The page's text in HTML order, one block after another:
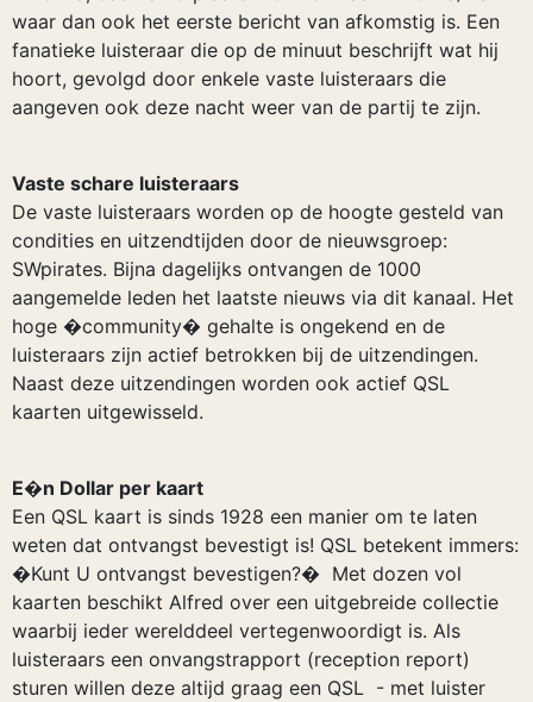
waar dan ook het eerste bericht van afkomstig is. Een
fanatieke luisteraar die op de minuut beschrijft wat hij
hoort, gevolgd door enkele vaste luisteraars die
aangeven ook deze nacht weer van de partij te zijn.
Vaste schare luisteraars
De vaste luisteraars worden op de hoogte gesteld van
condities en uitzendtijden door de nieuwsgroep:
SWpirates. Bijna dagelijks ontvangen de 1000
aangemelde leden het laatste nieuws via dit kanaal. Het
hoge �community� gehalte is ongekend en de
luisteraars zijn actief betrokken bij de uitzendingen.
Naast deze uitzendingen worden ook actief QSL
kaarten uitgewisseld.
E�n Dollar per kaart
Een QSL kaart is sinds 1928 een manier om te laten
weten dat ontvangst bevestigt is! QSL betekent immers:
�Kunt U ontvangst bevestigen?� Met dozen vol
kaarten beschikt Alfred over een uitgebreide collectie
waarbij ieder werelddeel vertegenwoordigt is. Als
luisteraars een onvangstrapport (reception report)
sturen willen deze altijd graag een QSL - met luister